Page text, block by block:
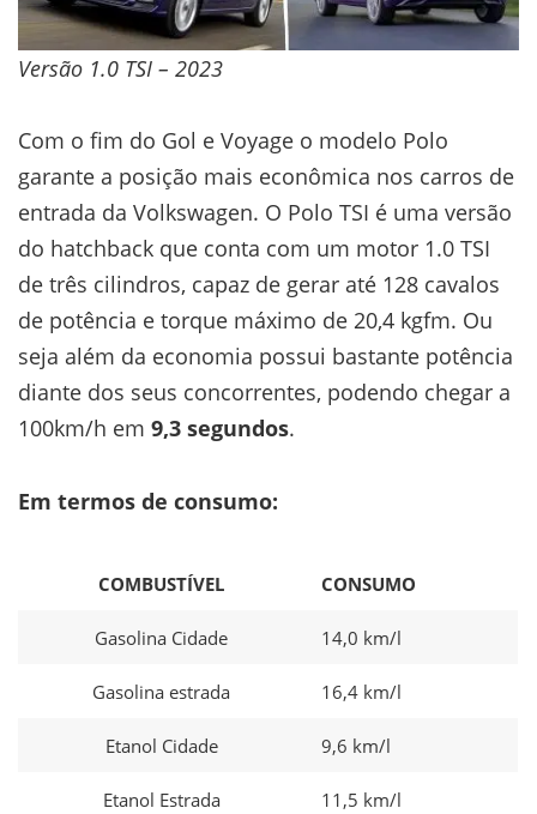
Versão 1.0 TSI – 2023
Com o fim do Gol e Voyage o modelo Polo
garante a posição mais econômica nos carros de
entrada da Volkswagen. O Polo TSI é uma versão
do hatchback que conta com um motor 1.0 TSI
de três cilindros, capaz de gerar até 128 cavalos
de potência e torque máximo de 20,4 kgfm. Ou
seja além da economia possui bastante potência
diante dos seus concorrentes, podendo chegar a
100km/h em 9,3 segundos.
Em termos de consumo:
COMBUSTÍVEL CONSUMO
Gasolina Cidade 14,0 km/l
Gasolina estrada 16,4 km/l
Etanol Cidade 9,6 km/l
Etanol Estrada 11,5 km/l